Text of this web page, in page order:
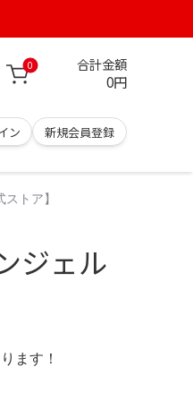
0 合計金額
0円
ン 新規会員登録
トア】
ジェル
ます！